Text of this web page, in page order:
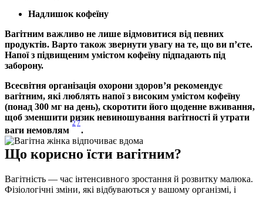
Надлишок кофеїну
Вагітним важливо не лише відмовитися від певних
продуктів. Варто також звернути увагу на те, що ви п’єте.
Напої з підвищеним умістом кофеїну підпадають під
заборону.
Всесвітня організація охорони здоров’я рекомендує
вагітним, які люблять напої з високим умістом кофеїну
(понад 300 мг на день), скоротити його щоденне вживання,
щоб зменшити ризик невиношування вагітності й утрати
ваги немовлям
27
.
Що корисно їсти вагітним?
Вагітність — час інтенсивного зростання й розвитку малюка.
Фізіологічні зміни, які відбуваються у вашому організмі, і